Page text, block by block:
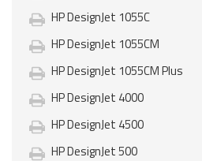
HP DesignJet 1055C
HP DesignJet 1055CM
HP DesignJet 1055CM Plus
HP DesignJet 4000
HP DesignJet 4500
HP DesignJet 500